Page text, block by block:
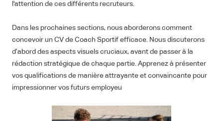
l'attention de ces différents recruteurs.
Dans les prochaines sections, nous aborderons comment
concevoir un CV de Coach Sportif efficace. Nous discuterons
d’abord des aspects visuels cruciaux, avant de passer à la
rédaction stratégique de chaque partie. Apprenez à présenter
vos qualifications de manière attrayante et convaincante pour
impressionner vos futurs employeu